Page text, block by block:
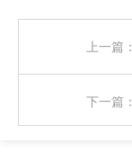
上一篇：
下一篇：